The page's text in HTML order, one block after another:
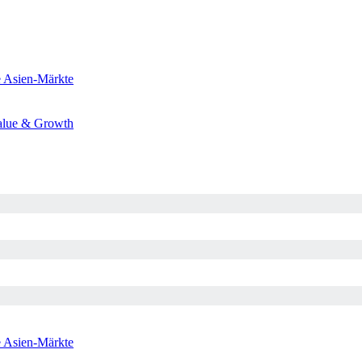
Asien-Märkte
& Growth
Asien-Märkte